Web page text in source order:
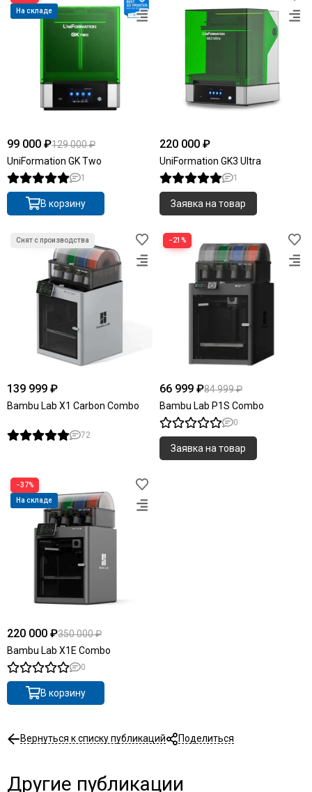
На складе
99 000 ₽129 000 ₽
UniFormation GK Two
1
В корзину
220 000 ₽
UniFormation GK3 Ultra
1
Заявка на товар
Снят с производства
139 999 ₽
Bambu Lab X1 Carbon Combo
72
−21%
66 999 ₽84 999 ₽
Bambu Lab P1S Combo
0
Заявка на товар
−37%
На складе
220 000 ₽350 000 ₽
Bambu Lab X1E Combo
0
В корзину
Вернуться к списку публикаций Поделиться
Другие публикации